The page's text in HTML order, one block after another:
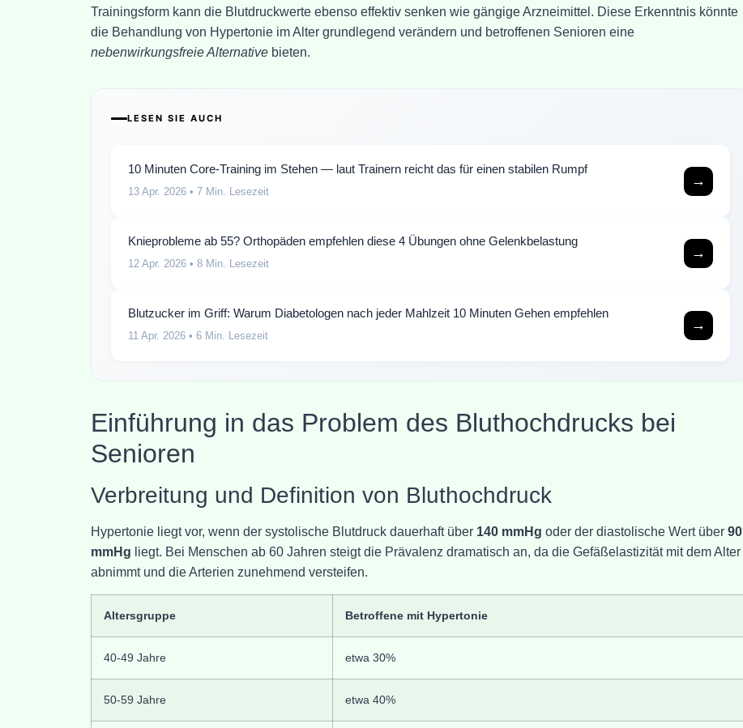
Trainingsform kann die Blutdruckwerte ebenso effektiv senken wie gängige Arzneimittel. Diese Erkenntnis könnte
die Behandlung von Hypertonie im Alter grundlegend verändern und betroffenen Senioren eine
nebenwirkungsfreie Alternative bieten.
LESEN SIE AUCH
10 Minuten Core-Training im Stehen — laut Trainern reicht das für einen stabilen Rumpf
13 Apr. 2026 • 7 Min. Lesezeit
→
Knieprobleme ab 55? Orthopäden empfehlen diese 4 Übungen ohne Gelenkbelastung
12 Apr. 2026 • 8 Min. Lesezeit
→
Blutzucker im Griff: Warum Diabetologen nach jeder Mahlzeit 10 Minuten Gehen empfehlen
11 Apr. 2026 • 6 Min. Lesezeit
→
Einführung in das Problem des Bluthochdrucks bei
Senioren
Verbreitung und Definition von Bluthochdruck
Hypertonie liegt vor, wenn der systolische Blutdruck dauerhaft über 140 mmHg oder der diastolische Wert über 90
mmHg liegt. Bei Menschen ab 60 Jahren steigt die Prävalenz dramatisch an, da die Gefäßelastizität mit dem Alter
abnimmt und die Arterien zunehmend versteifen.
Altersgruppe Betroffene mit Hypertonie
40-49 Jahre etwa 30%
50-59 Jahre etwa 40%